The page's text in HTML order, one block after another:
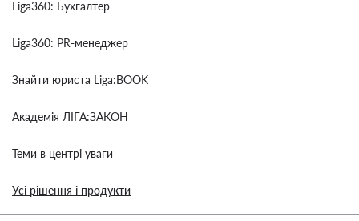
Liga360: Бухгалтер
Liga360: PR-менеджер
Знайти юриста Liga:BOOK
Академія ЛІГА:ЗАКОН
Теми в центрі уваги
Усі рішення і продукти